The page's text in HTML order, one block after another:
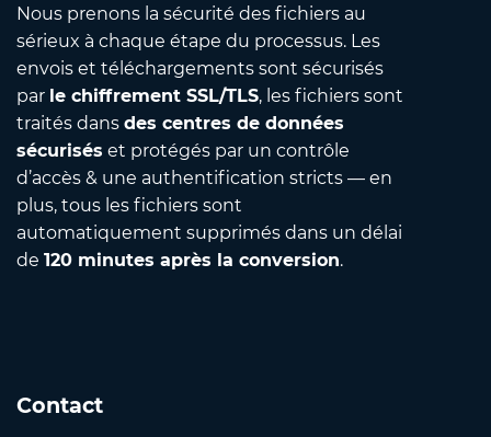
Nous prenons la sécurité des fichiers au
sérieux à chaque étape du processus. Les
envois et téléchargements sont sécurisés
par le chiffrement SSL/TLS, les fichiers sont
traités dans des centres de données
sécurisés et protégés par un contrôle
d’accès & une authentification stricts — en
plus, tous les fichiers sont
automatiquement supprimés dans un délai
de 120 minutes après la conversion.
Contact